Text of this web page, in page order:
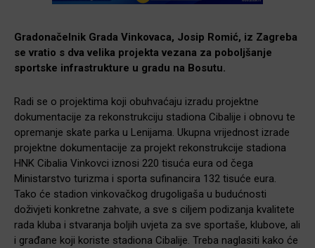
Gradonačelnik Grada Vinkovaca, Josip Romić, iz Zagreba
se vratio s dva velika projekta vezana za poboljšanje
sportske infrastrukture u gradu na Bosutu.
Radi se o projektima koji obuhvaćaju izradu projektne
dokumentacije za rekonstrukciju stadiona Cibalije i obnovu te
opremanje skate parka u Lenijama. Ukupna vrijednost izrade
projektne dokumentacije za projekt rekonstrukcije stadiona
HNK Cibalia Vinkovci iznosi 220 tisuća eura od čega
Ministarstvo turizma i sporta sufinancira 132 tisuće eura.
Tako će stadion vinkovačkog drugoligaša u budućnosti
doživjeti konkretne zahvate, a sve s ciljem podizanja kvalitete
rada kluba i stvaranja boljih uvjeta za sve sportaše, klubove, ali
i građane koji koriste stadiona Cibalije. Treba naglasiti kako će